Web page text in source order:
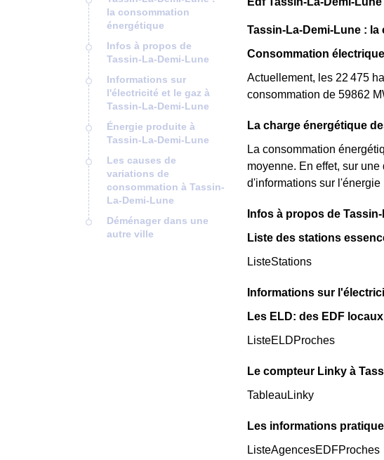
la consommation
énergétique
Infos à propos de
Tassin-La-Demi-Lune
Informations sur
l'électricité et le gaz à
Tassin-La-Demi-Lune
Énergie produite à
Tassin-La-Demi-Lune
Les causes de
variations de
consommation à Tassin-
La-Demi-Lune
Déménager dans une
autre ville
Tassin-La-Demi-Lune :
Consommation
Actuellement, les 22 475
consommation de 59862
La charge énergétique
La consommation
moyenne. En effet, sur
d'informations sur l'énergie
Infos à propos de
Liste des stations
ListeStations
Informations sur
Les ELD: des EDF locaux
ListeELDProches
Le compteur Linky à
TableauLinky
Les informations
ListeAgencesEDFProches